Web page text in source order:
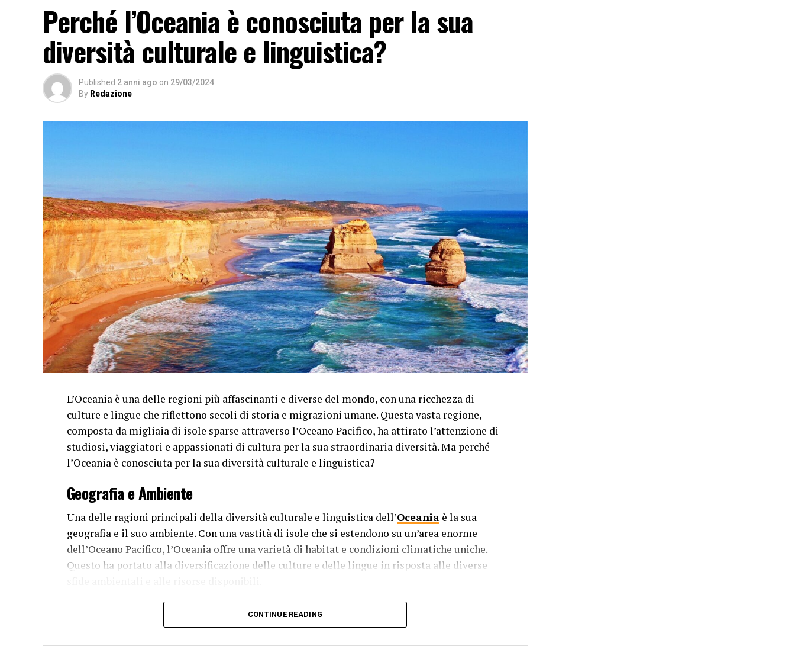
Perché l’Oceania è conosciuta per la sua
diversità culturale e linguistica?
Published 2 anni ago on 29/03/2024
By Redazione
L’Oceania è una delle regioni più affascinanti e diverse del mondo, con una ricchezza di
culture e lingue che riflettono secoli di storia e migrazioni umane. Questa vasta regione,
composta da migliaia di isole sparse attraverso l’Oceano Pacifico, ha attirato l’attenzione di
studiosi, viaggiatori e appassionati di cultura per la sua straordinaria diversità. Ma perché
l’Oceania è conosciuta per la sua diversità culturale e linguistica?
Geografia e Ambiente
Una delle ragioni principali della diversità culturale e linguistica dell’Oceania è la sua
geografia e il suo ambiente. Con una vastità di isole che si estendono su un’area enorme
dell’Oceano Pacifico, l’Oceania offre una varietà di habitat e condizioni climatiche uniche.
Questo ha portato alla diversificazione delle culture e delle lingue in risposta alle diverse
CONTINUE READING